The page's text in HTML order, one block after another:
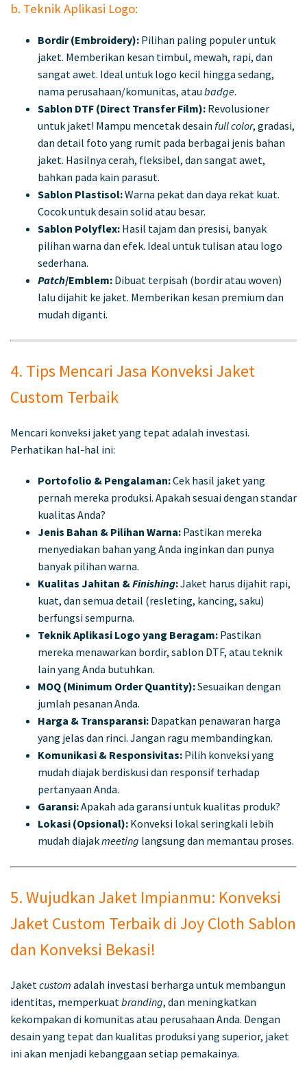
b. Teknik Aplikasi Logo:
Bordir (Embroidery): Pilihan paling populer untuk
jaket. Memberikan kesan timbul, mewah, rapi, dan
sangat awet. Ideal untuk logo kecil hingga sedang,
nama perusahaan/komunitas, atau badge.
Sablon DTF (Direct Transfer Film): Revolusioner
untuk jaket! Mampu mencetak desain full color, gradasi,
dan detail foto yang rumit pada berbagai jenis bahan
jaket. Hasilnya cerah, fleksibel, dan sangat awet,
bahkan pada kain parasut.
Sablon Plastisol:Warna pekat dan daya rekat kuat.
Cocok untuk desain solid atau besar.
Sablon Polyflex: Hasil tajam dan presisi, banyak
pilihan warna dan efek. Ideal untuk tulisan atau logo
sederhana.
Patch/Emblem: Dibuat terpisah (bordir atau woven)
lalu dijahit ke jaket. Memberikan kesan premium dan
mudah diganti.
4. Tips Mencari Jasa Konveksi Jaket
Custom Terbaik
Mencari konveksi jaket yang tepat adalah investasi.
Perhatikan hal-hal ini:
Portofolio & Pengalaman:Cek hasil jaket yang
pernah mereka produksi. Apakah sesuai dengan standar
kualitas Anda?
Jenis Bahan & Pilihan Warna: Pastikan mereka
menyediakan bahan yang Anda inginkan dan punya
banyak pilihan warna.
Kualitas Jahitan &Finishing:Jaket harus dijahit rapi,
kuat, dan semua detail (resleting, kancing, saku)
berfungsi sempurna.
Teknik Aplikasi Logo yang Beragam: Pastikan
mereka menawarkan bordir, sablon DTF, atau teknik
lain yang Anda butuhkan.
MOQ (Minimum Order Quantity):Sesuaikan dengan
jumlah pesanan Anda.
Harga & Transparansi: Dapatkan penawaran harga
yang jelas dan rinci. Jangan ragu membandingkan.
Komunikasi & Responsivitas: Pilih konveksi yang
mudah diajak berdiskusi dan responsif terhadap
pertanyaan Anda.
Garansi:Apakah ada garansi untuk kualitas produk?
Lokasi (Opsional): Konveksi lokal seringkali lebih
mudah diajakmeeting langsung dan memantau proses.
5. Wujudkan Jaket Impianmu: Konveksi
Jaket Custom Terbaik di Joy Cloth Sablon
dan Konveksi Bekasi!
Jaket custom adalah investasi berharga untuk membangun
identitas, memperkuat branding, dan meningkatkan
kekompakan di komunitas atau perusahaan Anda. Dengan
desain yang tepat dan kualitas produksi yang superior, jaket
ini akan menjadi kebanggaan setiap pemakainya.